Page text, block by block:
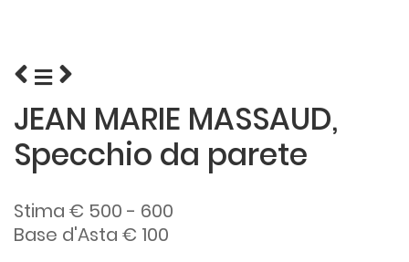
JEAN MARIE MASSAUD,
Specchio da parete
Stima € 500 - 600
Base d'Asta € 100